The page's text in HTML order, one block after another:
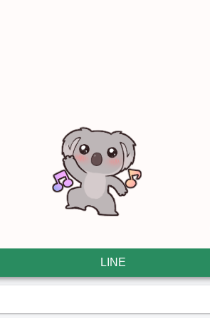
LINE